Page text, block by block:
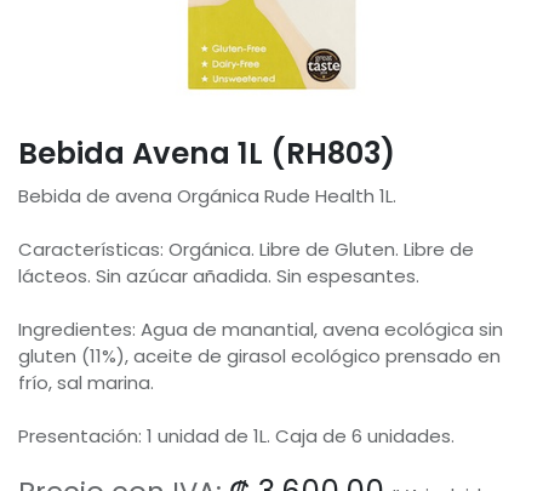
Bebida Avena 1L (RH803)
Bebida de avena Orgánica Rude Health 1L.
Características: Orgánica. Libre de Gluten. Libre de
lácteos. Sin azúcar añadida. Sin espesantes.
Ingredientes: Agua de manantial, avena ecológica sin
gluten (11%), aceite de girasol ecológico prensado en
frío, sal marina.
Presentación: 1 unidad de 1L. Caja de 6 unidades.